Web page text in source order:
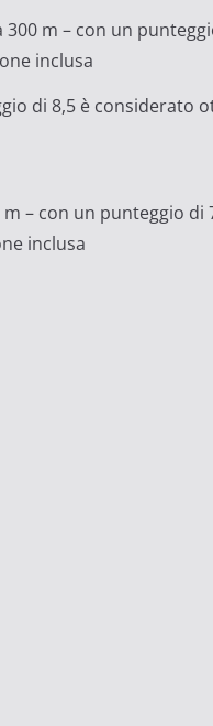
m – con un
inclusa
di 8,5 è considerato
– con un punteggio di
inclusa